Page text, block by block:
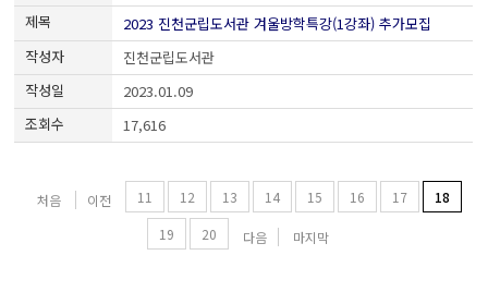
2023 진천군립도서관 겨울방학특강(1강좌) 추가모집
진천군립도서관
2023.01.09
17,616
처음 이전 11 12 13 14 15 16 17
18
19
20 다음 마지막